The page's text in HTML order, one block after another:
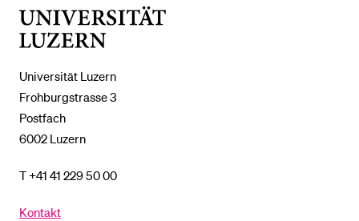
Universität Luzern
Frohburgstrasse 3
Postfach
6002 Luzern
T +41 41 229 50 00
Kontakt